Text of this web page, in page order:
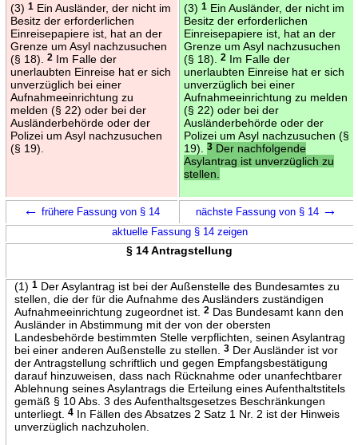
(3) 1Ein Ausländer, der nicht im
Besitz der erforderlichen
Einreisepapiere ist, hat an der
Grenze um Asyl nachzusuchen
(§ 18).
2Im Falle der
unerlaubten Einreise hat er sich
unverzüglich bei einer
Aufnahmeeinrichtung zu
melden (§ 22) oder bei der
Ausländerbehörde oder der
Polizei um Asyl nachzusuchen
(§ 19).
(3) 1Ein Ausländer, der nicht im
Besitz der erforderlichen
Einreisepapiere ist, hat an der
Grenze um Asyl nachzusuchen
(§ 18).
2Im Falle der
unerlaubten Einreise hat er sich
unverzüglich bei einer
Aufnahmeeinrichtung zu melden
(§ 22) oder bei der
Ausländerbehörde oder der
Polizei um Asyl nachzusuchen (§
19).
3Der nachfolgende
Asylantrag ist unverzüglich zu
stellen.
← frühere Fassung von § 14 nächste Fassung von § 14 →
aktuelle Fassung § 14 zeigen
§ 14 Antragstellung
(1) 1Der Asylantrag ist bei der Außenstelle des Bundesamtes zu
stellen, die der für die Aufnahme des Ausländers zuständigen
Aufnahmeeinrichtung zugeordnet ist.
2Das Bundesamt kann den
Ausländer in Abstimmung mit der von der obersten
Landesbehörde bestimmten Stelle verpflichten, seinen Asylantrag
bei einer anderen Außenstelle zu stellen.
3Der Ausländer ist vor
der Antragstellung schriftlich und gegen Empfangsbestätigung
darauf hinzuweisen, dass nach Rücknahme oder unanfechtbarer
Ablehnung seines Asylantrags die Erteilung eines Aufenthaltstitels
gemäß § 10 Abs. 3 des Aufenthaltsgesetzes Beschränkungen
unterliegt.
4In Fällen des Absatzes 2 Satz 1 Nr. 2 ist der Hinweis
unverzüglich nachzuholen.